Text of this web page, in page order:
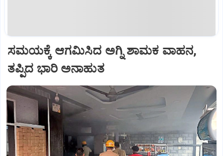
ಸಮಯಕ್ಕೆ ಆಗಮಿಸಿದ ಅಗ್ನಿ ಶಾಮಕ ವಾಹನ,
ತಪ್ಪಿದ ಭಾರಿ ಅನಾಹುತ